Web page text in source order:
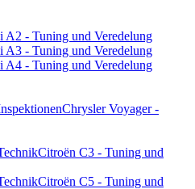
A2 - Tuning und Veredelung
A3 - Tuning und Veredelung
A4 - Tuning und Veredelung
Chrysler Voyager -
Citroën C3 - Tuning und
Citroën C5 - Tuning und